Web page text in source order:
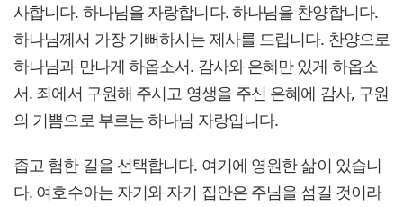
사합니다. 하나님을 자랑합니다. 하나님을 찬양합니다.
하나님께서 가장 기뻐하시는 제사를 드립니다. 찬양으로
하나님과 만나게 하옵소서. 감사와 은혜만 있게 하옵소
서. 죄에서 구원해 주시고 영생을 주신 은혜에 감사, 구원
의 기쁨으로 부르는 하나님 자랑입니다.
좁고 험한 길을 선택합니다. 여기에 영원한 삶이 있습니
다. 여호수아는 자기와 자기 집안은 주님을 섬길 것이라